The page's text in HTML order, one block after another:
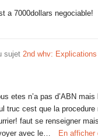
a 7000dollars negociable!
sujet 2nd whv:
etes n’a pas d’ABN
truc cest que la
faut se renseigner
avec le…
En afficher